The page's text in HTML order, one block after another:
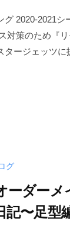
2020-2021シ
対策のため『
タージェッツ
グ
ーダー
〜足型